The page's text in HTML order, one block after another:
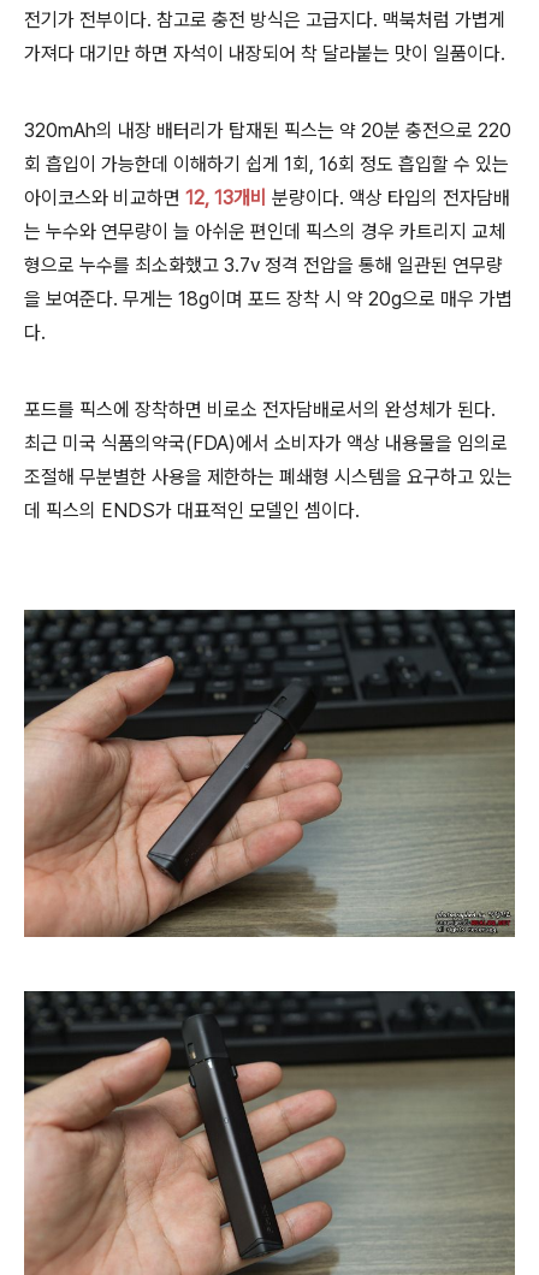
전기가 전부이다. 참고로 충전 방식은 고급지다. 맥북처럼 가볍게
가져다 대기만 하면 자석이 내장되어 착 달라붙는 맛이 일품이다.
320mAh의 내장 배터리가 탑재된 픽스는 약 20분 충전으로 220
회 흡입이 가능한데 이해하기 쉽게 1회, 16회 정도 흡입할 수 있는
아이코스와 비교하면 12, 13개비 분량이다. 액상 타입의 전자담배
는 누수와 연무량이 늘 아쉬운 편인데 픽스의 경우 카트리지 교체
형으로 누수를 최소화했고 3.7v 정격 전압을 통해 일관된 연무량
을 보여준다. 무게는 18g이며 포드 장착 시 약 20g으로 매우 가볍
다.
포드를 픽스에 장착하면 비로소 전자담배로서의 완성체가 된다.
최근 미국 식품의약국(FDA)에서 소비자가 액상 내용물을 임의로
조절해 무분별한 사용을 제한하는 폐쇄형 시스템을 요구하고 있는
데 픽스의 ENDS가 대표적인 모델인 셈이다.